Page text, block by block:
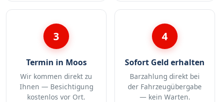
3
Termin in Moos
Wir kommen direkt zu
Ihnen — Besichtigung
kostenlos vor Ort.
4
Sofort Geld erhalten
Barzahlung direkt bei
der Fahrzeugübergabe
— kein Warten.